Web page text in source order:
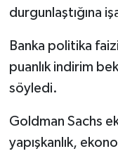
durgunlaştığına
Banka politika
puanlık indirim
söyledi.
Goldman Sachs
yapışkanlık,